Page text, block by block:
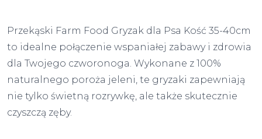
Przekąski Farm Food Gryzak dla Psa Kość 35-40cm
to idealne połączenie wspaniałej zabawy i zdrowia
dla Twojego czworonoga. Wykonane z 100%
naturalnego poroża jeleni, te gryzaki zapewniają
nie tylko świetną rozrywkę, ale także skutecznie
czyszczą zęby.